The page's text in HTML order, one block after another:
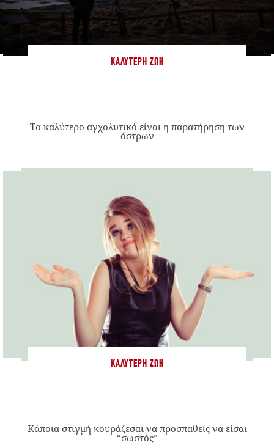
ΚΑΛΎΤΕΡΗ ΖΩΉ
Το καλύτερο αγχολυτικό είναι η παρατήρηση των
άστρων
ΚΑΛΎΤΕΡΗ ΖΩΉ
Κάποια στιγμή κουράζεσαι να προσπαθείς να είσαι
“σωστός”